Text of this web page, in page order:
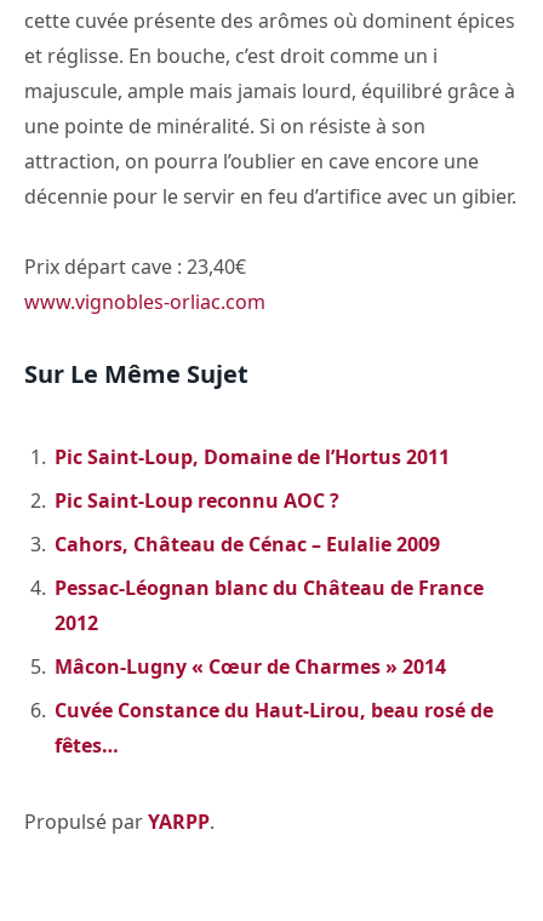
cette cuvée présente des arômes où dominent épices
et réglisse. En bouche, c’est droit comme un i
majuscule, ample mais jamais lourd, équilibré grâce à
une pointe de minéralité. Si on résiste à son
attraction, on pourra l’oublier en cave encore une
décennie pour le servir en feu d’artifice avec un gibier.
Prix départ cave : 23,40€
www.vignobles-orliac.com
Sur Le Même Sujet
Pic Saint-Loup, Domaine de l’Hortus 2011
Pic Saint-Loup reconnu AOC ?
Cahors, Château de Cénac – Eulalie 2009
Pessac-Léognan blanc du Château de France
2012
Mâcon-Lugny « Cœur de Charmes » 2014
Cuvée Constance du Haut-Lirou, beau rosé de
fêtes…
Propulsé parYARPP.